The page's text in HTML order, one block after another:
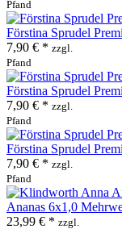
Pfand
Förstina Sprudel
7,90 € * zzgl.
Pfand
Förstina Sprudel
7,90 € * zzgl.
Pfand
Förstina Sprudel
7,90 € * zzgl.
Pfand
Ananas 6x1,0
23,99 € * zzgl.